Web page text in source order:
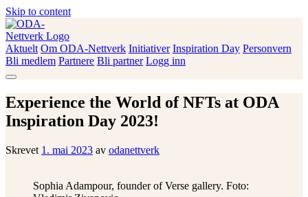
Skip to content
ODA-Nettverk
Aktuelt Om ODA-Nettverk Initiativer Inspiration Day Personvern
Bli medlem Partnere Bli partner Logg inn
Experience the World of NFTs at ODA
Inspiration Day 2023!
Skrevet 1. mai 2023 av odanettverk
Sophia Adampour, founder of Verse gallery. Foto: